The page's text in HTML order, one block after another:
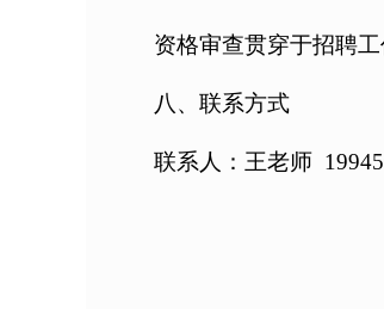
资格审查贯穿于招聘
八、联系方式
联系人：王老师